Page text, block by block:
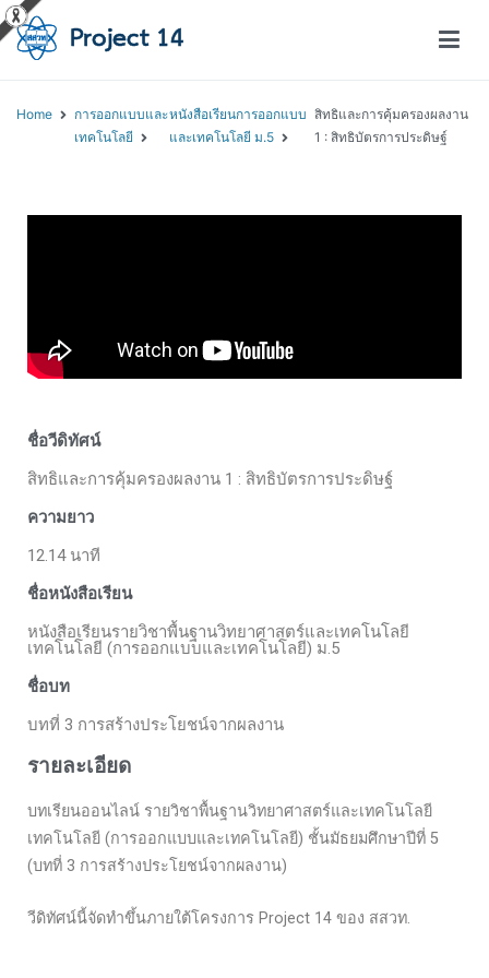
Home
การออกแบบและ
เทคโนโลยี
หนังสือเรียนการออกแบบ
และเทคโนโลยี ม.5
สิทธิและการคุ้มครองผลงาน
1 : สิทธิบัตรการประดิษฐ์
ชื่อวีดิทัศน์
สิทธิและการคุ้มครองผลงาน 1 : สิทธิบัตรการประดิษฐ์
ความยาว
12.14 นาที
ชื่อหนังสือเรียน
หนังสือเรียนรายวิชาพื้นฐานวิทยาศาสตร์และเทคโนโลยี
เทคโนโลยี (การออกแบบและเทคโนโลยี) ม.5
ชื่อบท
บทที่ 3 การสร้างประโยชน์จากผลงาน
รายละเอียด
บทเรียนออนไลน์ รายวิชาพื้นฐานวิทยาศาสตร์และเทคโนโลยี
เทคโนโลยี (การออกแบบและเทคโนโลยี) ชั้นมัธยมศึกษาปีที่ 5
(บทที่ 3 การสร้างประโยชน์จากผลงาน)
วีดิทัศน์นี้จัดทำขึ้นภายใต้โครงการ Project 14 ของ สสวท.